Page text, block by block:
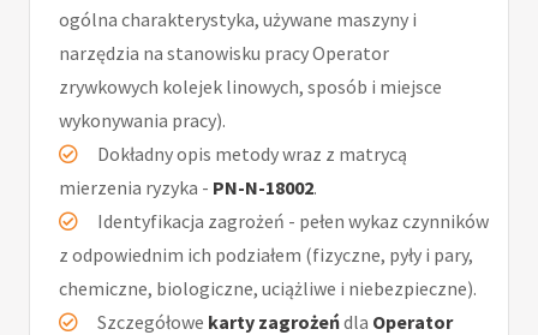
ogólna charakterystyka, używane maszyny i
narzędzia na stanowisku pracy Operator
zrywkowych kolejek linowych, sposób i miejsce
wykonywania pracy).
Dokładny opis metody wraz z matrycą
mierzenia ryzyka - PN-N-18002.
Identyfikacja zagrożeń - pełen wykaz czynników
z odpowiednim ich podziałem (fizyczne, pyły i pary,
chemiczne, biologiczne, uciążliwe i niebezpieczne).
Szczegółowe karty zagrożeńdla Operator